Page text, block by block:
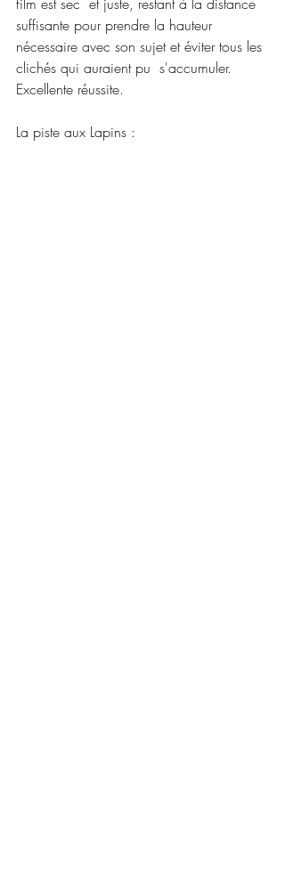
suffisante pour prendre la hauteur
nécessaire avec son sujet et éviter tous les
clichés qui auraient pu  s'accumuler.
Excellente réussite.
La piste aux Lapins :